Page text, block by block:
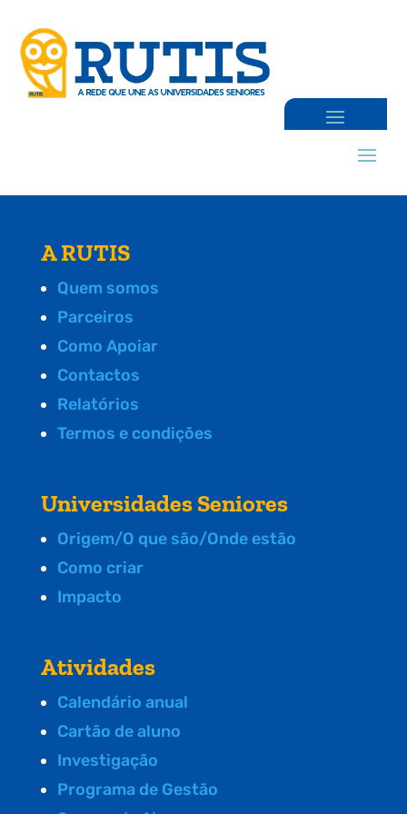
A RUTIS
Quem somos
Parceiros
Como Apoiar
Contactos
Relatórios
Termos e condições
Universidades Seniores
Origem/O que são/Onde estão
Como criar
Impacto
Atividades
Calendário anual
Cartão de aluno
Investigação
Programa de Gestão